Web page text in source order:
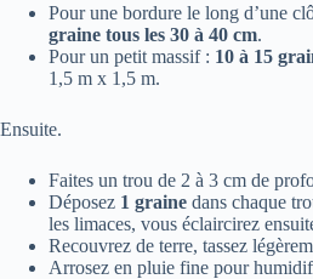
Pour une bordure le long d’une
graine tous les 30 à 40 cm.
Pour un petit massif : 10 à 15
1,5 m x 1,5 m.
Ensuite.
Faites un trou de 2 à 3 cm de
Déposez 1 graine dans chaque
les limaces, vous éclaircirez
Recouvrez de terre, tassez
Arrosez en pluie fine pour